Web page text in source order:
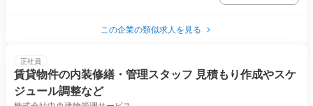
この企業の類似求人を見る
正社員
賃貸物件の内装修繕・管理スタッフ 見積もり作成やスケ
ジュール調整など